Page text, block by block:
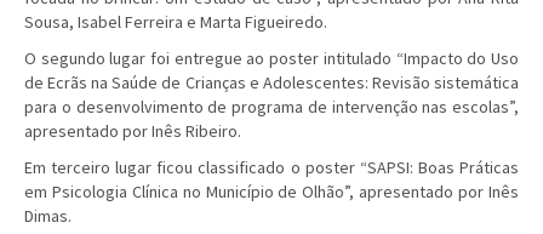
Sousa, Isabel Ferreira e Marta Figueiredo.
O segundo lugar foi entregue ao poster intitulado “Impacto do Uso
de Ecrãs na Saúde de Crianças e Adolescentes: Revisão sistemática
para o desenvolvimento de programa de intervenção nas escolas”,
apresentado por Inês Ribeiro.
Em terceiro lugar ficou classificado o poster “SAPSI: Boas Práticas
em Psicologia Clínica no Município de Olhão”, apresentado por Inês
Dimas.